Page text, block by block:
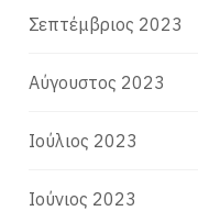
Σεπτέμβριος 2023
Αύγουστος 2023
Ιούλιος 2023
Ιούνιος 2023